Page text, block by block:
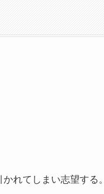
れてしまい志望する。